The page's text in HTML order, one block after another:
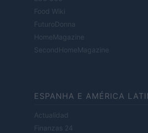
Food Wiki
FuturoDonna
HomeMagazine
SecondHomeMagazine
ESPANHA E AMÉRICA
Actualidad
Finanzas 24